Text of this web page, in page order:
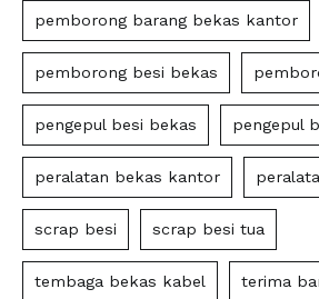
pemborong barang bekas kantor
pemborong besi bekas
pengepul besi bekas pengepul
peralatan bekas kantor
scrap besi scrap besi tua
tembaga bekas kabel terima